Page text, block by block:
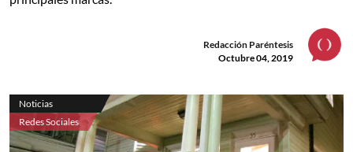
Redacción Paréntesis
Octubre 04, 2019
Noticias
Redes Sociales